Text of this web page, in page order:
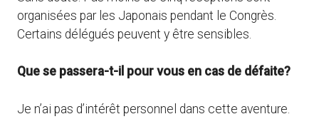
organisées par les Japonais pendant le Congrès.
Certains délégués peuvent y être sensibles.
Que se passera-t-il pour vous en cas de défaite?
Je n’ai pas d’intérêt personnel dans cette aventure.